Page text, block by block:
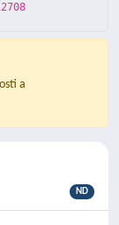
a
ND